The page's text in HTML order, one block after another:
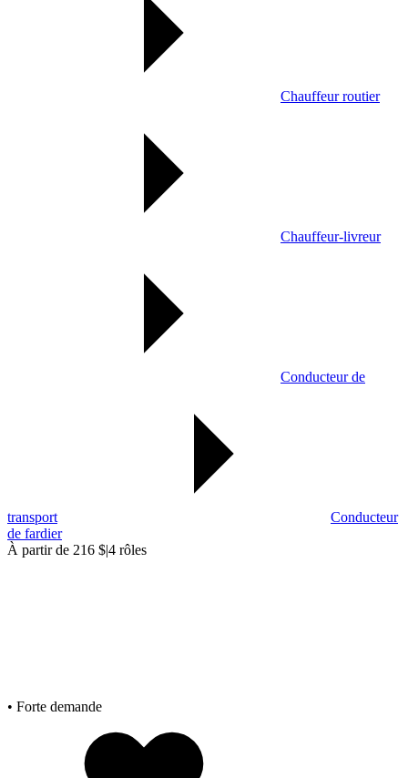
Chauffeur routier
Chauffeur-livreur
Conducteur de
transport
Conducteur
de fardier
À partir de 216 $|4 rôles
• Forte demande